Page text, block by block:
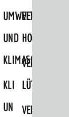
UMWELT-
UND
KLIMASCHUTZ
KLIMASCHUTZ
UND